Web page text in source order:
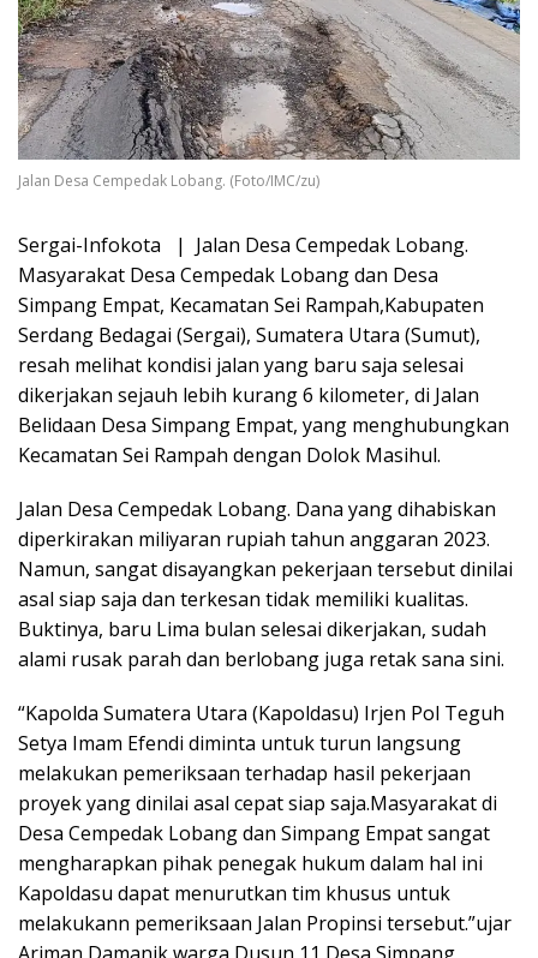
Jalan Desa Cempedak Lobang. (Foto/IMC/zu)
Sergai-Infokota | Jalan Desa Cempedak Lobang.
Masyarakat Desa Cempedak Lobang dan Desa
Simpang Empat, Kecamatan Sei Rampah,Kabupaten
Serdang Bedagai (Sergai), Sumatera Utara (Sumut),
resah melihat kondisi jalan yang baru saja selesai
dikerjakan sejauh lebih kurang 6 kilometer, di Jalan
Belidaan Desa Simpang Empat, yang menghubungkan
Kecamatan Sei Rampah dengan Dolok Masihul.
Jalan Desa Cempedak Lobang. Dana yang dihabiskan
diperkirakan miliyaran rupiah tahun anggaran 2023.
Namun, sangat disayangkan pekerjaan tersebut dinilai
asal siap saja dan terkesan tidak memiliki kualitas.
Buktinya, baru Lima bulan selesai dikerjakan, sudah
alami rusak parah dan berlobang juga retak sana sini.
“Kapolda Sumatera Utara (Kapoldasu) Irjen Pol Teguh
Setya Imam Efendi diminta untuk turun langsung
melakukan pemeriksaan terhadap hasil pekerjaan
proyek yang dinilai asal cepat siap saja.Masyarakat di
Desa Cempedak Lobang dan Simpang Empat sangat
mengharapkan pihak penegak hukum dalam hal ini
Kapoldasu dapat menurutkan tim khusus untuk
melakukann pemeriksaan Jalan Propinsi tersebut.”ujar